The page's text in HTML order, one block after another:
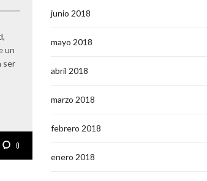
un
ser
0
junio 2018
mayo 2018
abril 2018
marzo 2018
febrero 2018
enero 2018